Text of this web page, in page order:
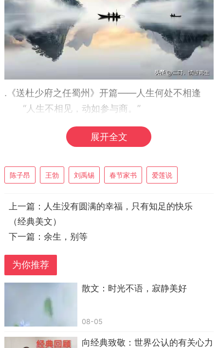
.《送杜少府之任蜀州》开篇——人生何处不相逢
“人生不相见，动如参与商。”
王勃的洒脱一笔，治愈所有告别时的失落。
别怕分别，别怕孤独，缘深自有相会时。
世界那么大，总有人惦念你，总有人等你归
来。
展开全文
陈子昂 王勃 刘禹锡 春节家书 爱莲说
上一篇： 人生没有圆满的幸福，只有知足的快乐
（经典美文）
下一篇： 余生，别等
为你推荐
散文：时光不语，寂静美好
08-05
向经典致敬：世界公认的有关心力